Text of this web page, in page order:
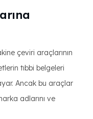
çeviri araçlarının
tıbbi belgeleri
Ancak bu araçlar
adlarını ve